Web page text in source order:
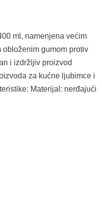
ml, namenjena većim
obloženim gumom protiv
i izdržljiv proizvod
za kućne ljubimce i
Materijal: nerđajući